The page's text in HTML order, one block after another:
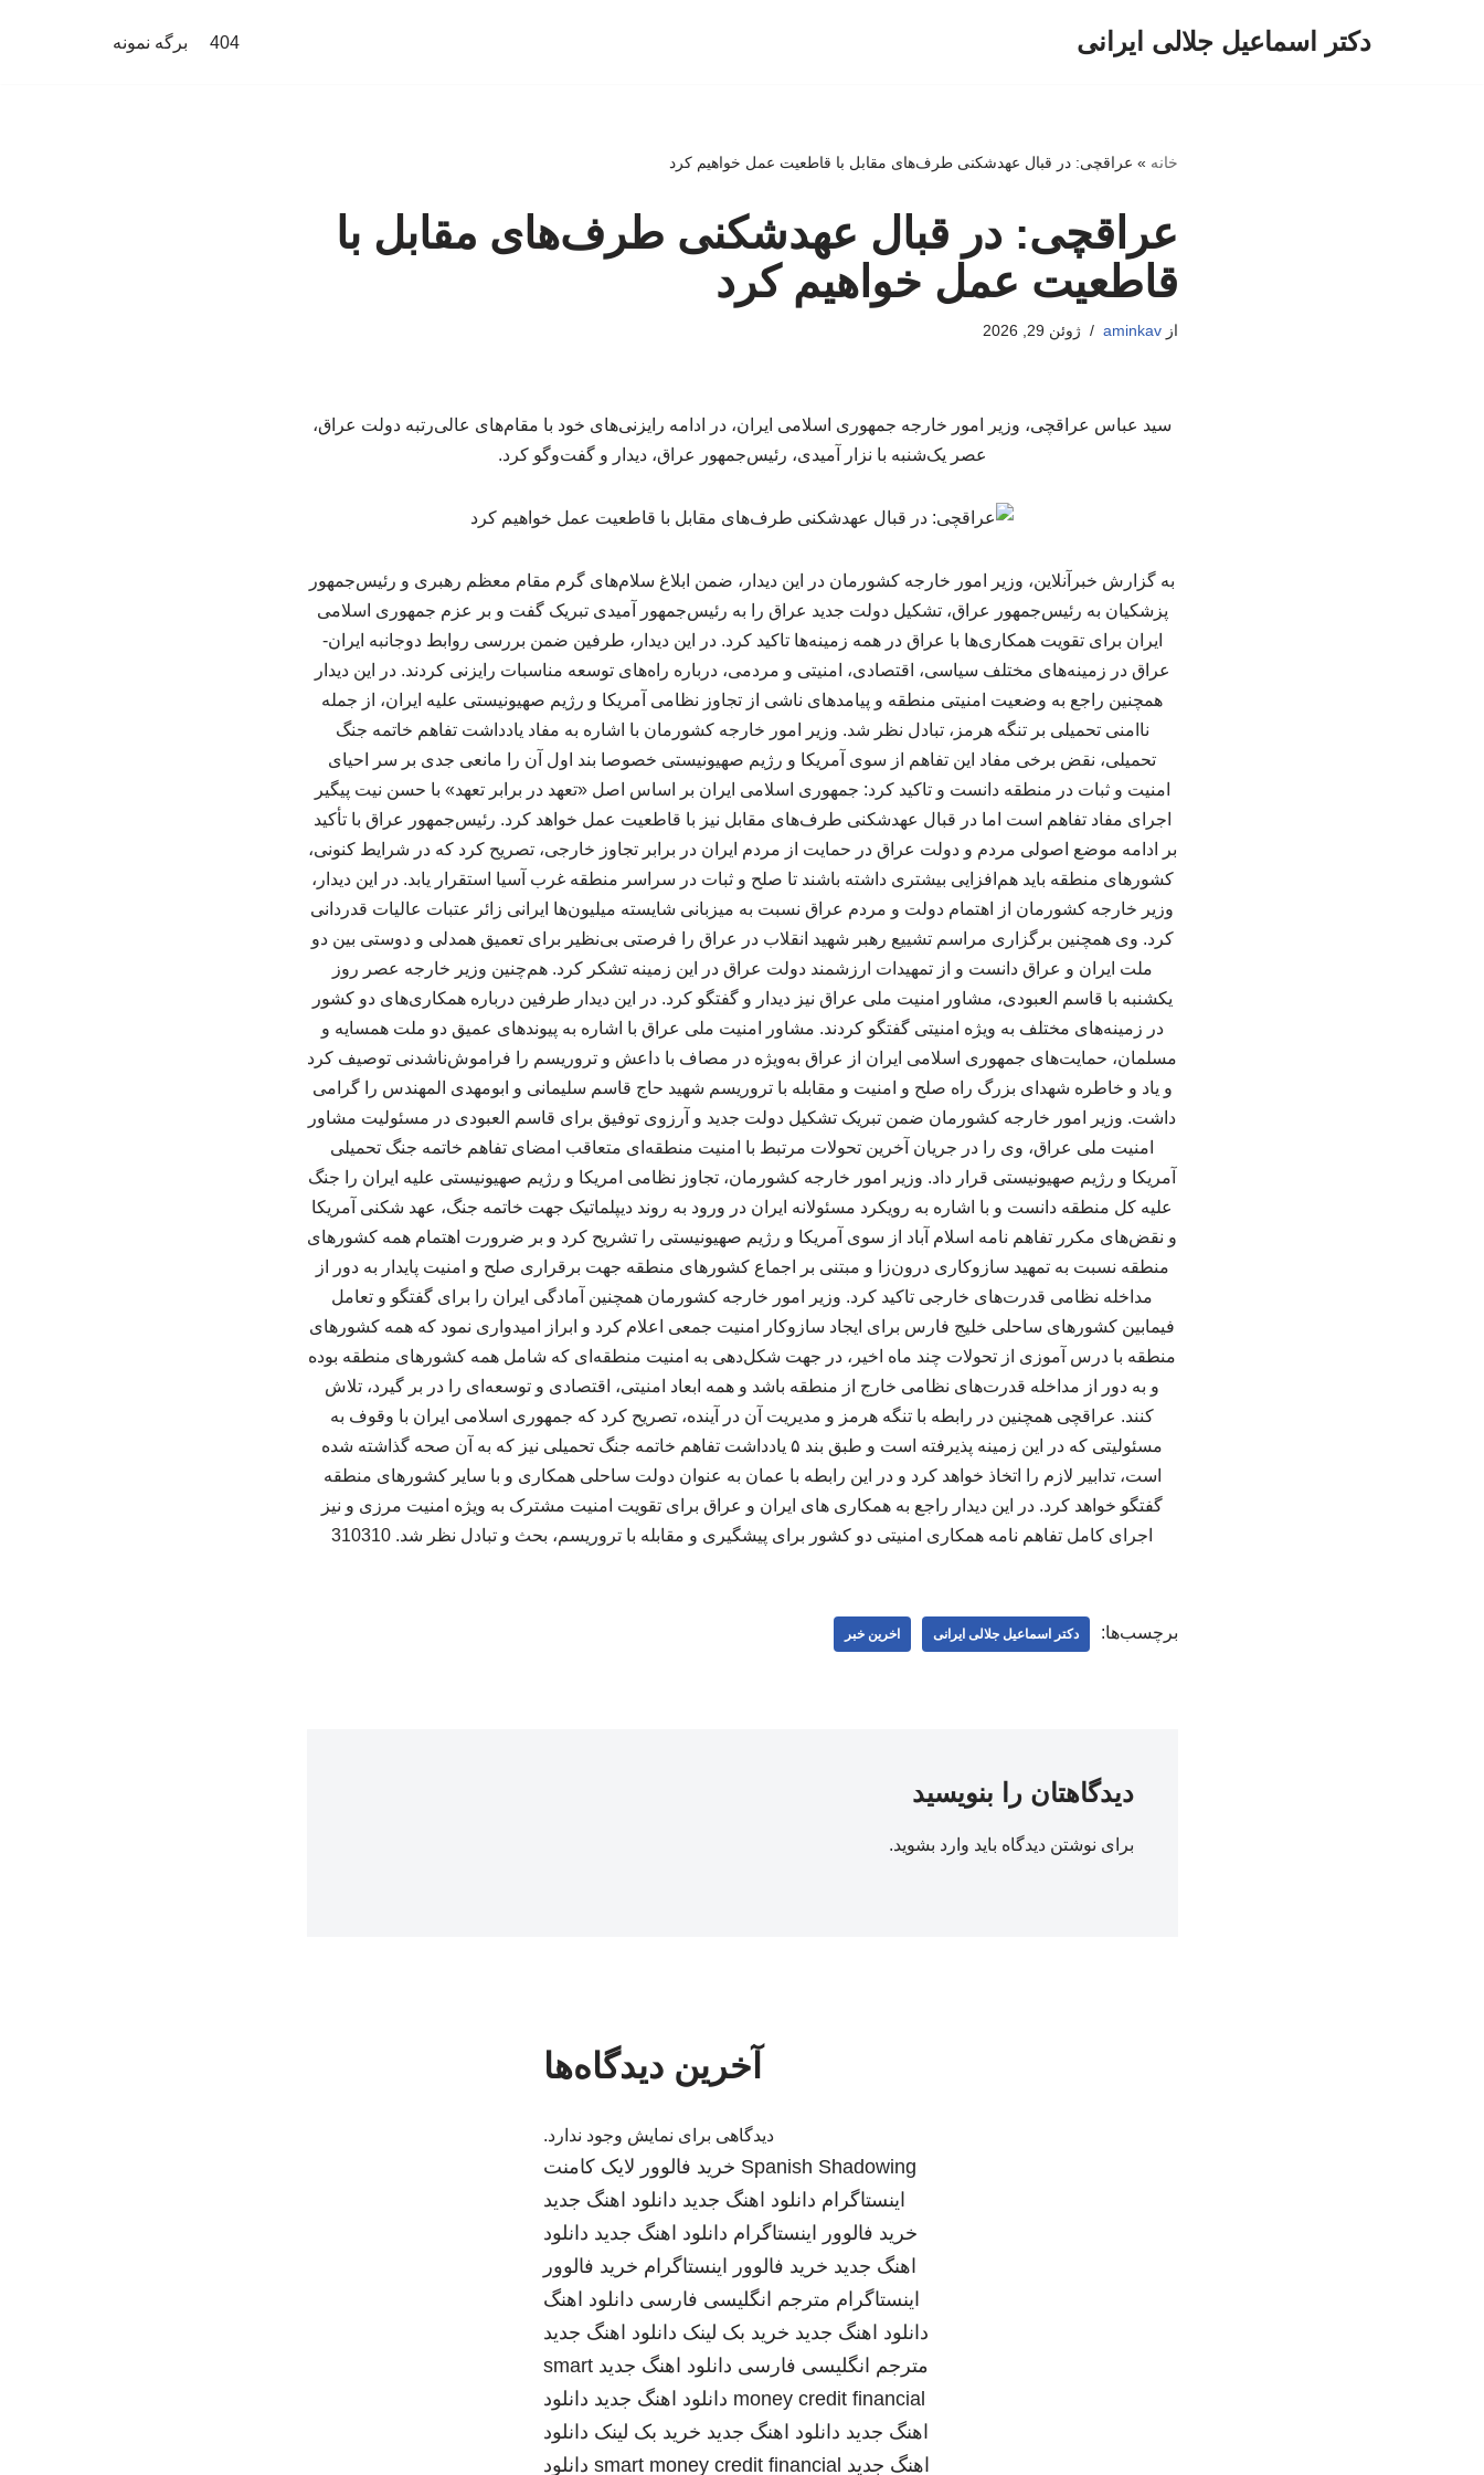
دکتر اسماعیل جلالی ایرانی 404 برگه نمونه
خانه » عراقچی: در قبال عهدشکنی طرف‌های مقابل با قاطعیت عمل خواهیم کرد
عراقچی: در قبال عهدشکنی طرف‌های مقابل با
قاطعیت عمل خواهیم کرد
ازaminkav ژوئن 29, 2026
سید عباس عراقچی، وزیر امور خارجه جمهوری اسلامی ایران، در ادامه رایزنی‌های خود با مقام‌های عالی‌رتبه دولت عراق،
عصر یک‌شنبه با نزار آمیدی، رئیس‌جمهور عراق، دیدار و گفت‌وگو کرد.
به گزارش خبرآنلاین، وزیر امور خارجه کشورمان در این دیدار، ضمن ابلاغ سلام‌های گرم مقام معظم رهبری و رئیس‌جمهور
پزشکیان به رئیس‌جمهور عراق، تشکیل دولت جدید عراق را به رئیس‌جمهور آمیدی تبریک گفت و بر عزم جمهوری اسلامی
ایران برای تقویت همکاری‌ها با عراق در همه زمینه‌ها تاکید کرد. در این دیدار، طرفین ضمن بررسی روابط دوجانبه ایران-
عراق در زمینه‌های مختلف سیاسی، اقتصادی، امنیتی و مردمی، درباره راه‌های توسعه مناسبات رایزنی کردند. در این دیدار
همچنین راجع به وضعیت امنیتی منطقه و پیامدهای ناشی از تجاوز نظامی آمریکا و رژیم صهیونیستی علیه ایران، از جمله
ناامنی تحمیلی بر تنگه هرمز، تبادل نظر شد. وزیر امور خارجه کشورمان با اشاره به مفاد یادداشت تفاهم خاتمه جنگ
تحمیلی، نقض برخی مفاد این تفاهم از سوی آمریکا و رژیم صهیونیستی خصوصا بند اول آن را مانعی جدی بر سر احیای
امنیت و ثبات در منطقه دانست و تاکید کرد: جمهوری اسلامی ایران بر اساس اصل «تعهد در برابر تعهد» با حسن نیت پیگیر
اجرای مفاد تفاهم است اما در قبال عهدشکنی طرف‌های مقابل نیز با قاطعیت عمل خواهد کرد. رئیس‌جمهور عراق با تأکید
بر ادامه موضع اصولی مردم و دولت عراق در حمایت از مردم ایران در برابر تجاوز خارجی، تصریح کرد که در شرایط کنونی،
کشورهای منطقه باید هم‌افزایی بیشتری داشته باشند تا صلح و ثبات در سراسر منطقه غرب آسیا استقرار یابد. در این دیدار،
وزیر خارجه کشورمان از اهتمام دولت و مردم عراق نسبت به میزبانی شایسته میلیون‌ها ایرانی زائر عتبات عالیات قدردانی
کرد. وی همچنین برگزاری مراسم تشییع رهبر شهید انقلاب در عراق را فرصتی بی‌نظیر برای تعمیق همدلی و دوستی بین دو
ملت ایران و عراق دانست و از تمهیدات ارزشمند دولت عراق در این زمینه تشکر کرد. هم‌چنین وزیر خارجه عصر روز
یکشنبه با قاسم العبودی، مشاور امنیت ملی عراق نیز دیدار و گفتگو کرد. در این دیدار طرفین درباره همکاری‌های دو کشور
در زمینه‌های مختلف به ویژه امنیتی گفتگو کردند. مشاور امنیت ملی عراق با اشاره به پیوندهای عمیق دو ملت همسایه و
مسلمان، حمایت‌های جمهوری اسلامی ایران از عراق به‌ویژه در مصاف با داعش و تروریسم را فراموش‌ناشدنی توصیف کرد
و یاد و خاطره شهدای بزرگ راه صلح و امنیت و مقابله با تروریسم شهید حاج قاسم سلیمانی و ابومهدی المهندس را گرامی
داشت. وزیر امور خارجه کشورمان ضمن تبریک تشکیل دولت جدید و آرزوی توفیق برای قاسم العبودی در مسئولیت مشاور
امنیت ملی عراق، وی را در جریان آخرین تحولات مرتبط با امنیت منطقه‌ای متعاقب امضای تفاهم خاتمه جنگ تحمیلی
آمریکا و رژیم صهیونیستی قرار داد. وزیر امور خارجه کشورمان، تجاوز نظامی امریکا و رژیم صهیونیستی علیه ایران را جنگ
علیه کل منطقه دانست و با اشاره به رویکرد مسئولانه ایران در ورود به روند دیپلماتیک جهت خاتمه جنگ، عهد شکنی آمریکا
و نقض‌های مکرر تفاهم نامه اسلام آباد از سوی آمریکا و رژیم صهیونیستی را تشریح کرد و بر ضرورت اهتمام همه کشورهای
منطقه نسبت به تمهید سازوکاری درون‌زا و مبتنی بر اجماع کشورهای منطقه جهت برقراری صلح و امنیت پایدار به دور از
مداخله نظامی قدرت‌های خارجی تاکید کرد. وزیر امور خارجه کشورمان همچنین آمادگی ایران را برای گفتگو و تعامل
فیمابین کشورهای ساحلی خلیج فارس برای ایجاد سازوکار امنیت جمعی اعلام کرد و ابراز امیدواری نمود که همه کشورهای
منطقه با درس آموزی از تحولات چند ماه اخیر، در جهت شکل‌دهی به امنیت منطقه‌ای که شامل همه کشورهای منطقه بوده
و به دور از مداخله قدرت‌های نظامی خارج از منطقه باشد و همه ابعاد امنیتی، اقتصادی و توسعه‌ای را در بر گیرد، تلاش
کنند. عراقچی همچنین در رابطه با تنگه هرمز و مدیریت آن در آینده، تصریح کرد که جمهوری اسلامی ایران با وقوف به
مسئولیتی که در این زمینه پذیرفته است و طبق بند ۵ یادداشت تفاهم خاتمه جنگ تحمیلی نیز که به آن صحه گذاشته شده
است، تدابیر لازم را اتخاذ خواهد کرد و در این رابطه با عمان به عنوان دولت ساحلی همکاری و با سایر کشورهای منطقه
گفتگو خواهد کرد. در این دیدار راجع به همکاری ‌های ایران و عراق برای تقویت امنیت مشترک به ویژه امنیت مرزی و نیز
اجرای کامل تفاهم نامه همکاری امنیتی دو کشور برای پیشگیری و مقابله با تروریسم، بحث و تبادل نظر شد. 310310
برچسب‌ها: دکتر اسماعیل جلالی ایرانی اخرین خبر
دیدگاهتان را بنویسید
برای نوشتن دیدگاه باید وارد بشوید.
آخرین دیدگاه‌ها
دیدگاهی برای نمایش وجود ندارد.
Spanish Shadowing خرید فالوور لایک کامنت
اینستاگرام دانلود اهنگ جدید دانلود اهنگ جدید
خرید فالوور اینستاگرام دانلود اهنگ جدید دانلود
اهنگ جدید خرید فالوور اینستاگرام خرید فالوور
اینستاگرام مترجم انگلیسی فارسی دانلود اهنگ
دانلود اهنگ جدید خرید بک لینک دانلود اهنگ جدید
مترجم انگلیسی فارسی دانلود اهنگ جدید smart
money credit financial دانلود اهنگ جدید دانلود
اهنگ جدید دانلود اهنگ جدید خرید بک لینک دانلود
اهنگ جدید smart money credit financial دانلود